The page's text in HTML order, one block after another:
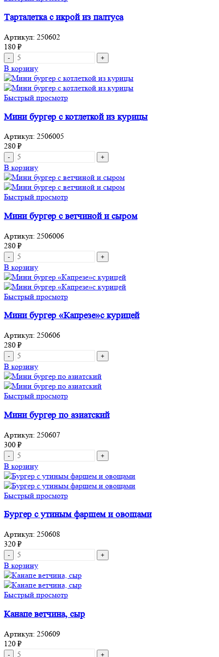
и
красной
икрой
Тарталетка с икрой из палтуса
Артикул: 250602
180 ₽
Количество
товара
Тарталетка
с
икрой
из
палтуса
В корзину
Быстрый просмотр
Мини бургер с котлеткой из курицы
Артикул: 2506005
280 ₽
Количество
товара
Мини
бургер
с
из
курицы
В корзину
Быстрый просмотр
Мини бургер с ветчиной и сыром
Артикул: 2506006
280 ₽
Количество
товара
Мини
бургер
с
ветчиной
и
сыром
В корзину
Быстрый просмотр
Мини бургер «Капрезе»с курицей
Артикул: 250606
280 ₽
Количество
товара
Мини
бургер
"Капрезе"с
В корзину
Быстрый просмотр
Мини бургер по азиатский
Артикул: 250607
300 ₽
Количество
товара
Мини
бургер
по
азиатский
В корзину
Быстрый просмотр
Бургер с утиным фаршем и овощами
Артикул: 250608
320 ₽
Количество
товара
Бургер
с
утиным
фаршем
и
В корзину
Быстрый просмотр
Канапе ветчина, сыр
Артикул: 250609
120 ₽
Количество